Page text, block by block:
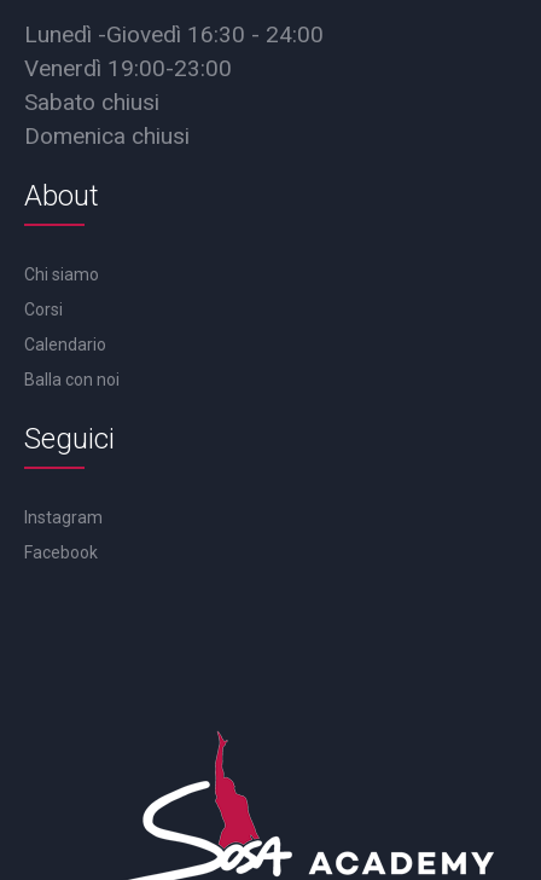
Lunedì -Giovedì 16:30 - 24:00
Venerdì 19:00-23:00
Sabato chiusi
Domenica chiusi
About
Chi siamo
Corsi
Calendario
Balla con noi
Seguici
Instagram
Facebook